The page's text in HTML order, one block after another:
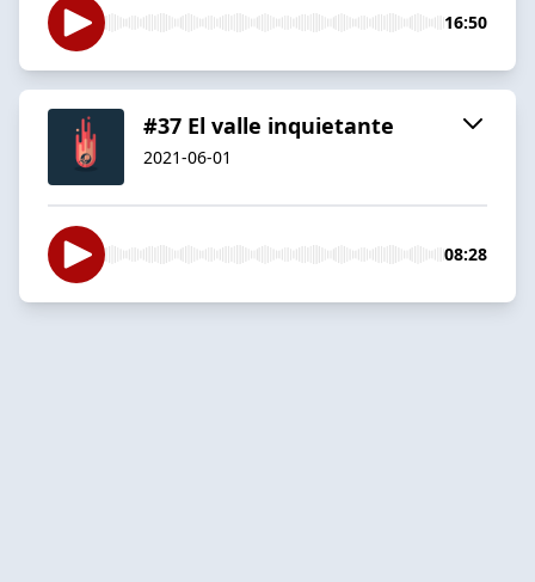
16:50
#37 El valle inquietante
2021-06-01
08:28